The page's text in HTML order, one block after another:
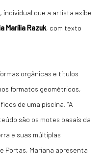
, individual que a artista exibe
Marília Razuk, com texto
orgânicas e títulos
formatos geométricos,
de uma piscina. “A
são os motes basais da
e suas múltiplas
Portas, Mariana apresenta